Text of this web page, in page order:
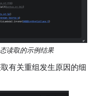
读取的示例结果
有关重组发生原因的细